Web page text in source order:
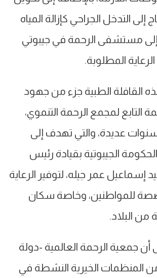
إلى التدخل الجراحي كإزالة المياه
إلى مستشفى الرحمة في جيبوتي
المطلوبة.
القافلة الطبية جزء من جهود
لمجمع الرحمة التنموي،
عديدة، والتي تهدف إلى
الجيبوتية بقيادة رئيس
إسماعيل عمر جيله، لتوفير الرعاية
للمواطنين، وخاصة سكان
من البلاد.
أن جمعية الرحمة العالمية -دولة
المنظمات الخيرية النشطة في